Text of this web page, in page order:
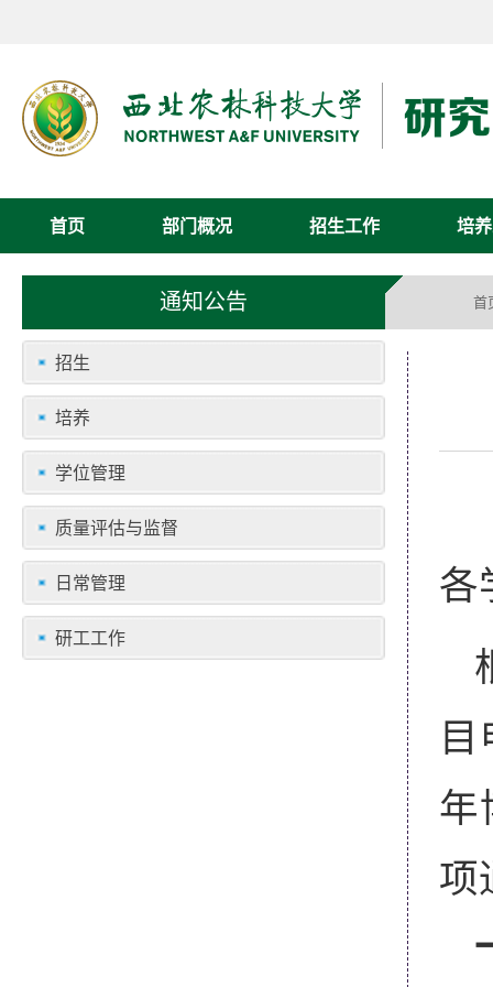
首页 部门概况 招生工作 培
通知公告 首
招生
培养
学位管理
质量评估与监督
日常管理
研工工作
各
年
项